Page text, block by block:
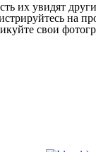
их увидят
на
свои